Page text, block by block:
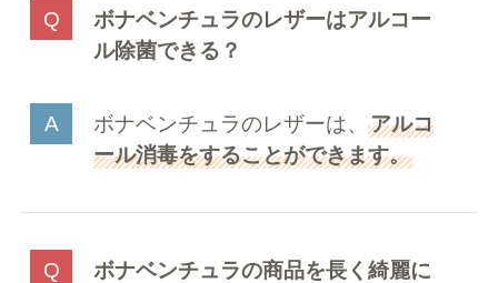
ボナベンチュラのレザーはアルコー
ル除菌できる？
ボナベンチュラのレザーは、 アルコ
ール消毒をすることができます。
ボナベンチュラの商品を長く綺麗に